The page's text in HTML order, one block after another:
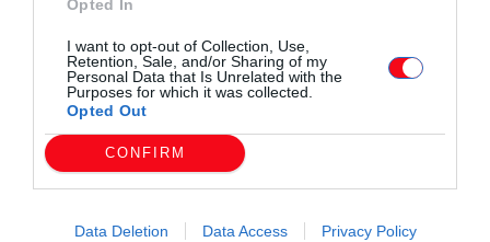
Opted In
I want to opt-out of Collection, Use,
Retention, Sale, and/or Sharing of my
Personal Data that Is Unrelated with the
Purposes for which it was collected.
Opted Out
CONFIRM
Data Deletion Data Access Privacy Policy
Συντάχθηκε από:ERKO.GR
email